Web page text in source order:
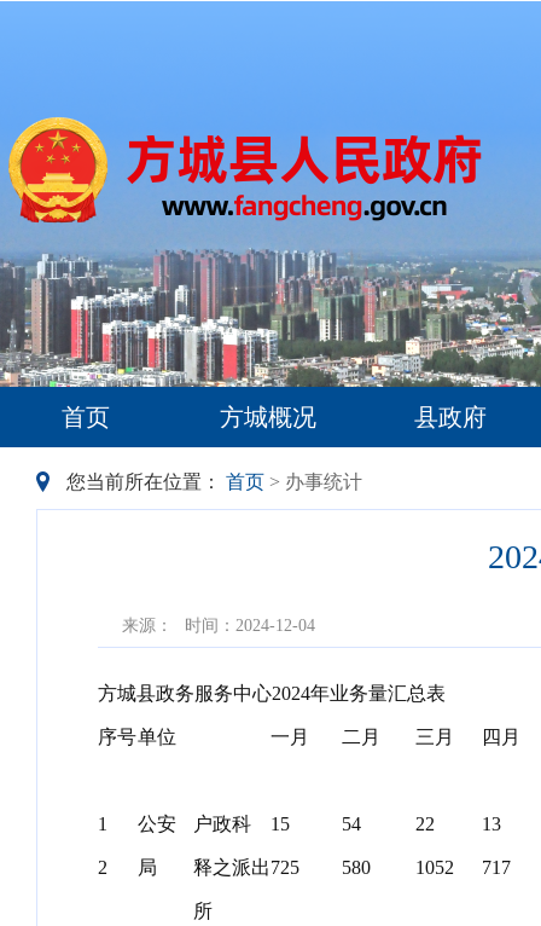
首页 方城概况 县政府
您当前所在位置： 首页 > 办事统计
来源： 时间：2024-12-04
方城县政务服务中心2024年业务量汇总表
序号单位 一月 二月 三月 四月
1 公安
局
户政科 15 54 22 13
2 释之派出
所
725 580 1052 717